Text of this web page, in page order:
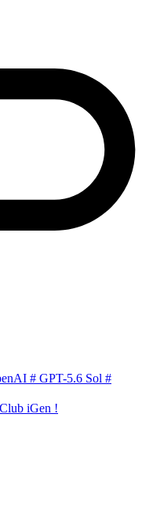
# GPT-5.6 Sol #
iGen !